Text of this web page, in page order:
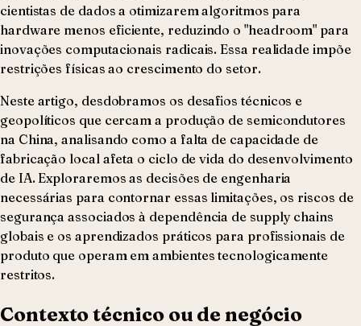
cientistas de dados a otimizarem algoritmos para
hardware menos eficiente, reduzindo o "headroom" para
inovações computacionais radicais. Essa realidade impõe
restrições físicas ao crescimento do setor.
Neste artigo, desdobramos os desafios técnicos e
geopolíticos que cercam a produção de semicondutores
na China, analisando como a falta de capacidade de
fabricação local afeta o ciclo de vida do desenvolvimento
de IA. Exploraremos as decisões de engenharia
necessárias para contornar essas limitações, os riscos de
segurança associados à dependência de supply chains
globais e os aprendizados práticos para profissionais de
produto que operam em ambientes tecnologicamente
restritos.
Contexto técnico ou de negócio